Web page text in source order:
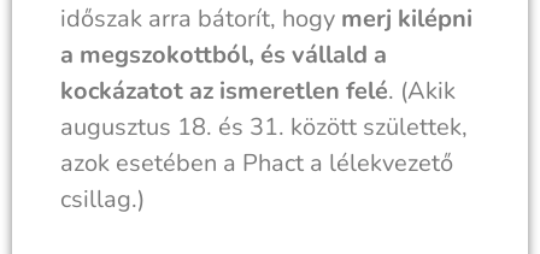
időszak arra bátorít, hogy merj kilépni
a megszokottból, és vállald a
kockázatot az ismeretlen felé. (Akik
augusztus 18. és 31. között születtek,
azok esetében a Phact a lélekvezető
csillag.)